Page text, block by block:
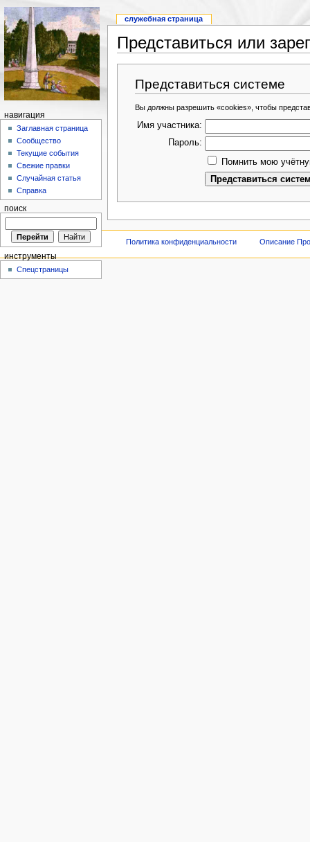
Представиться или
Представиться системе
Вы должны разрешить «cookies», чтобы
Имя участника:
Пароль:
Помнить мою
служебная страница
навигация
Заглавная страница
Сообщество
Текущие события
Свежие правки
Случайная статья
Справка
поиск
инструменты
Спецстраницы
Политика конфиденциальности Описание